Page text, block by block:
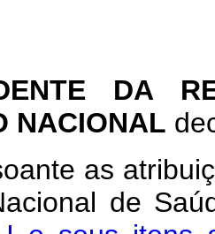
DA
NACIONAL
as
de